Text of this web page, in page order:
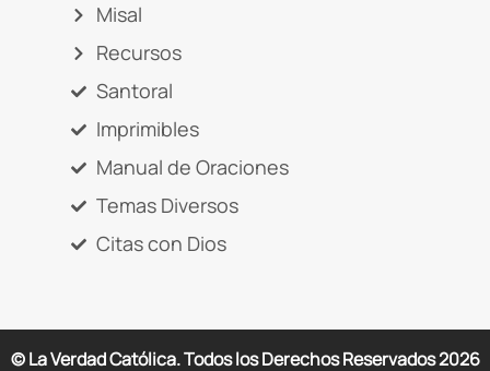
Misal
Recursos
Santoral
Imprimibles
Manual de Oraciones
Temas Diversos
Citas con Dios
© La Verdad Católica. Todos los Derechos Reservados2026